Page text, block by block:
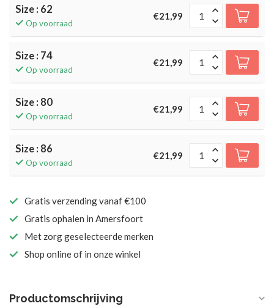
Size : 62
Op voorraad
€21,99
Size : 74
Op voorraad
€21,99
Size : 80
Op voorraad
€21,99
Size : 86
Op voorraad
€21,99
Gratis verzending vanaf €100
Gratis ophalen in Amersfoort
Met zorg geselecteerde merken
Shop online of in onze winkel
Productomschrijving